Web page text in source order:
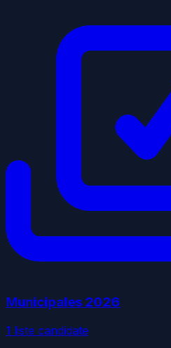
Municipales 2026
1 liste candidate